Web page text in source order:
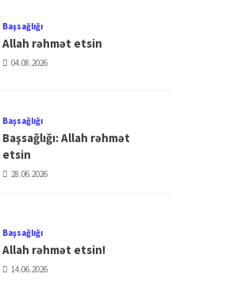
Başsağlığı
Allah rəhmət etsin
04.08.2026
Başsağlığı
Başsağlığı: Allah rəhmət
etsin
28.06.2026
Başsağlığı
Allah rəhmət etsin!
14.06.2026